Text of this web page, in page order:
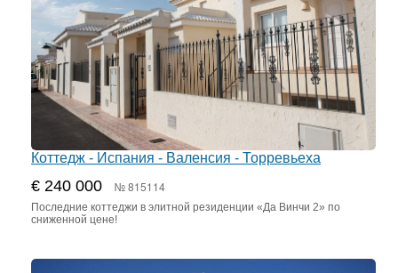
Коттедж - Испания - Валенсия - Торревьеха
€ 240 000 № 815114
Последние коттеджи в элитной резиденции «Да Винчи 2» по
сниженной цене!